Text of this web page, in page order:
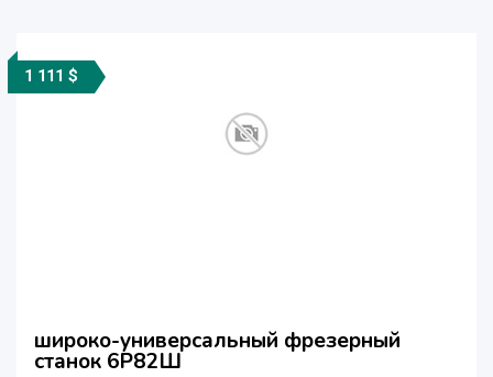
1 111 $
широко-универсальный фрезерный
станок 6Р82Ш